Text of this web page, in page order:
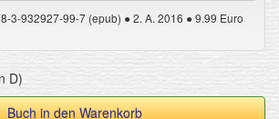
3-932927-99-7 (epub) ● 2. A. 2016 ● 9.99 Euro
D)
Buch in den Warenkorb